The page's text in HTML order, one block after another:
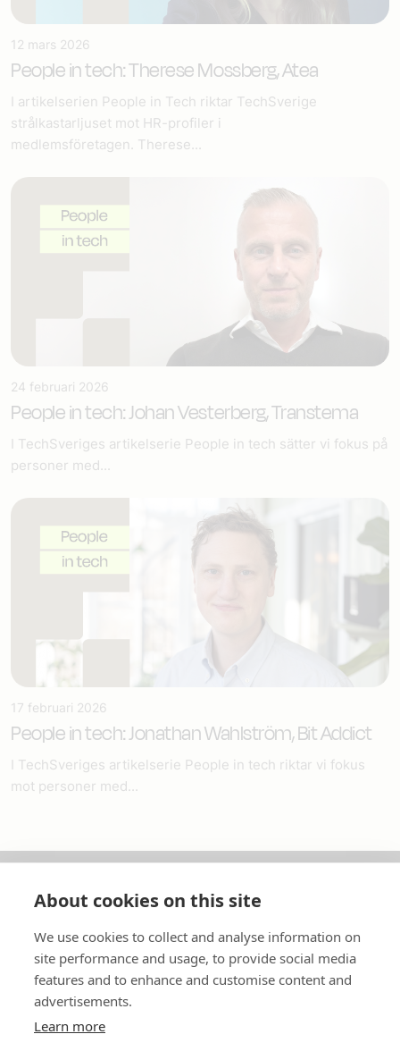
12 mars 2026
People in tech: Therese Mossberg, Atea
I artikelserien People in Tech riktar TechSverige
strålkastarljuset mot HR-profiler i
medlemsföretagen. Therese...
24 februari 2026
People in tech: Johan Vesterberg, Transtema
I TechSveriges artikelserie People in tech sätter vi fokus på
personer med...
17 februari 2026
People in tech: Jonathan Wahlström, Bit Addict
I TechSveriges artikelserie People in tech riktar vi fokus
mot personer med...
In English
Standardavtal
Snabblänkar
About cookies on this site
We use cookies to collect and analyse information on
site performance and usage, to provide social media
features and to enhance and customise content and
advertisements.
Learn more